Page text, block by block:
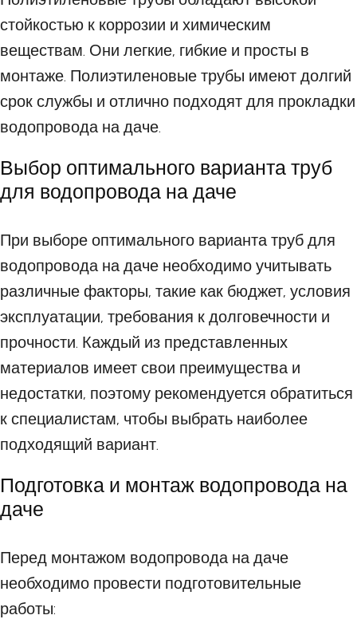
стойкостью к коррозии и химическим
веществам. Они легкие, гибкие и просты в
монтаже. Полиэтиленовые трубы имеют долгий
срок службы и отлично подходят для прокладки
водопровода на даче.
Выбор оптимального варианта труб
для водопровода на даче
При выборе оптимального варианта труб для
водопровода на даче необходимо учитывать
различные факторы, такие как бюджет, условия
эксплуатации, требования к долговечности и
прочности. Каждый из представленных
материалов имеет свои преимущества и
недостатки, поэтому рекомендуется обратиться
к специалистам, чтобы выбрать наиболее
подходящий вариант.
Подготовка и монтаж водопровода на
даче
Перед монтажом водопровода на даче
необходимо провести подготовительные
работы: